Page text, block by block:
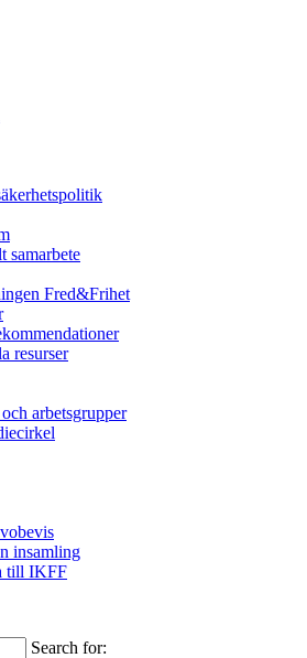
samarbete
Fred&Frihet
resurser
arbetsgrupper
insamling
till IKFF
Search for: